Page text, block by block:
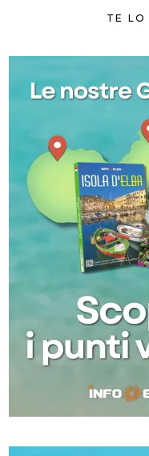
TE LO